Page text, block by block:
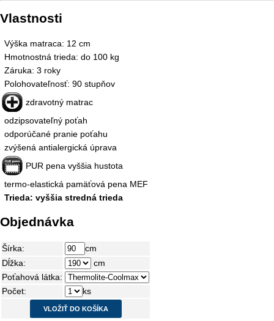
Vlastnosti
Výška matraca: 12 cm
Hmotnostná trieda: do 100 kg
Záruka: 3 roky
Polohovateľnosť: 90 stupňov
zdravotný matrac
odzipsovateľný poťah
odporúčané pranie poťahu
zvýšená antialergická úprava
PUR pena vyššia hustota
termo-elastická pamäťová pena MEF
Trieda: vyššia stredná trieda
Objednávka
Šírka:
cm
Dĺžka:
cm
Poťahová látka:
Počet:
ks